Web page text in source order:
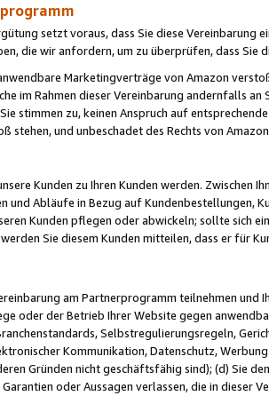
setzt voraus, dass Sie diese Vereinbarung
die wir anfordern, um zu überprüfen, dass Sie
Marketingverträge von Amazon
im Rahmen dieser Vereinbarung andernfalls
stimmen zu, keinen Anspruch auf
und unbeschadet des Rechts von
Kunden zu Ihren Kunden werden. Zwischen
und Abläufe in Bezug auf Kundenbestellungen,
Kunden pflegen oder abwickeln; sollte sich
Sie diesem Kunden mitteilen, dass er für
am Partnerprogramm teilnehmen
oder der Betrieb Ihrer Website gegen
Selbstregulierungsregeln,
Kommunikation, Datenschutz,
Gründen nicht geschäftsfähig sind); (d) Sie
oder Aussagen verlassen, die in dieser